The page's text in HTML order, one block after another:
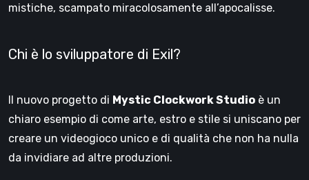
mistiche, scampato miracolosamente all’apocalisse.
Chi è lo sviluppatore di Exil?
Il nuovo progetto di Mystic Clockwork Studio è un
chiaro esempio di come arte, estro e stile si uniscano per
creare un videogioco unico e di qualità che non ha nulla
da invidiare ad altre produzioni.